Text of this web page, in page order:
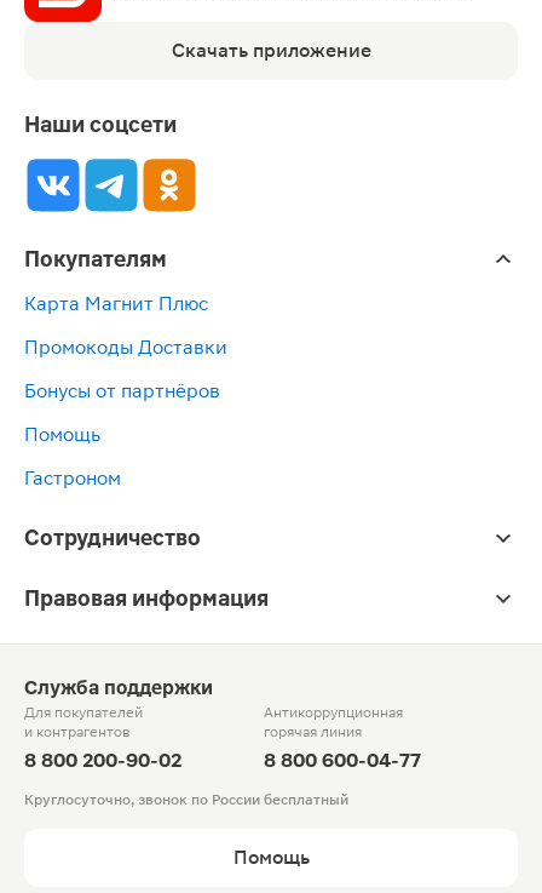
Скачать приложение
Наши соцсети
Покупателям
Карта Магнит Плюс
Промокоды Доставки
Бонусы от партнёров
Помощь
Гастроном
Сотрудничество
Правовая информация
Служба поддержки
Для покупателей
и контрагентов
8 800 200-90-02
Антикоррупционная
горячая линия
8 800 600-04-77
Круглосуточно, звонок по России бесплатный
Помощь